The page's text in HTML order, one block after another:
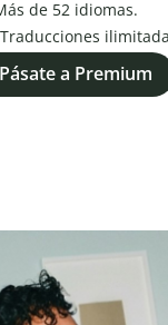
de 52 idiomas.
Traducciones
Pásate a Premium